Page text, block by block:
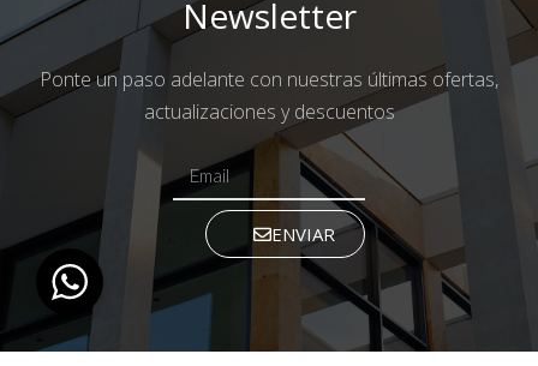
Newsletter
Ponte un paso adelante con nuestras últimas ofertas,
actualizaciones y descuentos
ENVIAR